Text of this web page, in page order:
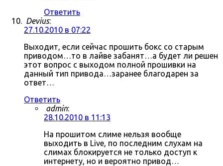
Ответить
Devius:
27.10.2010 в 07:22
Выходит, если сейчас прошить бокс со старым
приводом…то в лайве забанят…а будет ли решен
этот вопрос с выходом полной прошивки на
данный тип привода…заранее благодарен за
ответ…
Ответить
admin:
28.10.2010 в 11:13
На прошитом слиме нельзя вообще
выходить в Live, по последним слухам на
слимах блокируется не только доступ к
интернету, но и вероятно привод…